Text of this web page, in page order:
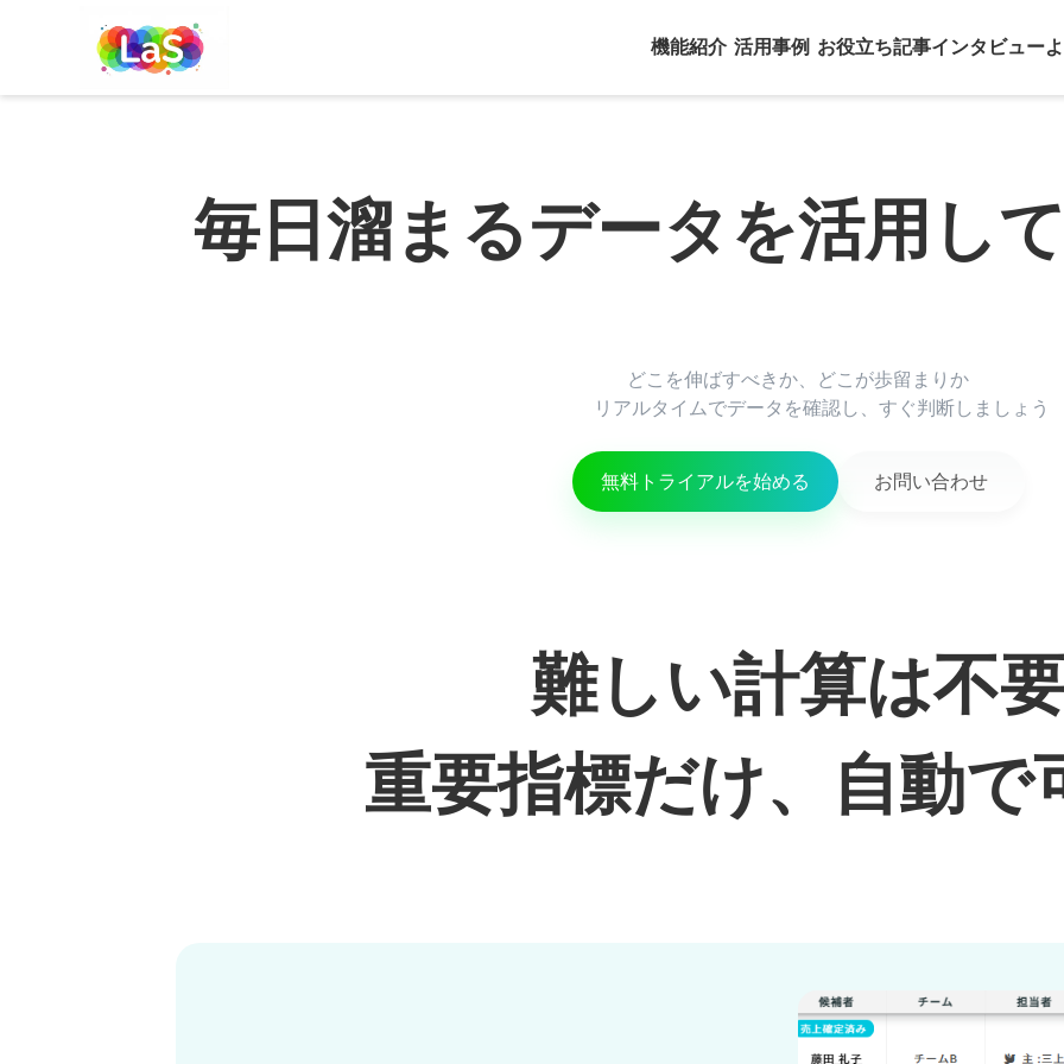
機能紹介 活用事例 お役立ち記事インタビュー
どこを伸ばすべきか、どこが歩留まりか
無料トライアルを始める お問い合わせ
難しい計算は不